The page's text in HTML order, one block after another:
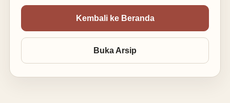
Kembali ke Beranda
Buka Arsip